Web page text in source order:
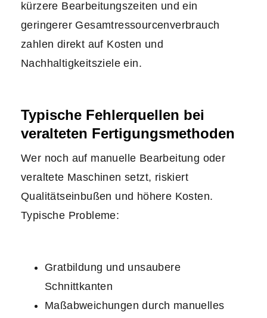
kürzere Bearbeitungszeiten und ein
geringerer Gesamtressourcenverbrauch
zahlen direkt auf Kosten und
Nachhaltigkeitsziele ein.
Typische Fehlerquellen bei
veralteten Fertigungsmethoden
Wer noch auf manuelle Bearbeitung oder
veraltete Maschinen setzt, riskiert
Qualitätseinbußen und höhere Kosten.
Typische Probleme:
Gratbildung und unsaubere
Schnittkanten
Maßabweichungen durch manuelles